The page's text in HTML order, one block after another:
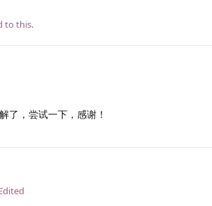
to this.
了，尝试一下，感谢！